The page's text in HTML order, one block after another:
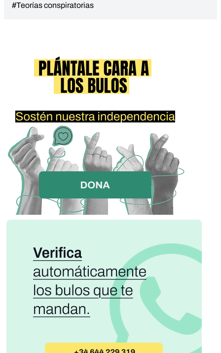
#Teorías conspiratorias